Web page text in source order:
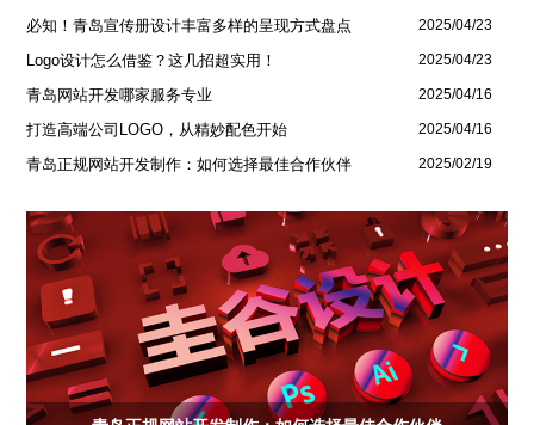
必知！青岛宣传册设计丰富多样的呈现方式盘点 2025/04/23
Logo设计怎么借鉴？这几招超实用！ 2025/04/23
青岛网站开发哪家服务专业 2025/04/16
打造高端公司LOGO，从精妙配色开始 2025/04/16
青岛正规网站开发制作：如何选择最佳合作伙伴 2025/02/19